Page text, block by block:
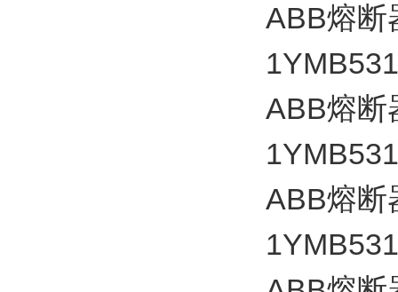
ABB熔断
ABB熔断
ABB熔断